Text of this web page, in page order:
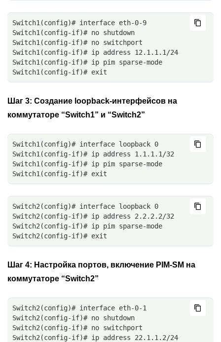
Switch1(config)# interface eth-0-9
Switch1(config-if)# no shutdown
Switch1(config-if)# no switchport
Switch1(config-if)# ip address 12.1.1.1/24
Switch1(config-if)# ip pim sparse-mode
Switch1(config-if)# exit
Шаг 3: Создание loopback-интерфейсов на
коммутаторе “Switch1” и “Switch2”
Switch1(config)# interface loopback 0
Switch1(config-if)# ip address 1.1.1.1/32
Switch1(config-if)# ip pim sparse-mode
Switch1(config-if)# exit
Switch2(config)# interface loopback 0
Switch2(config-if)# ip address 2.2.2.2/32
Switch2(config-if)# ip pim sparse-mode
Switch2(config-if)# exit
Шаг 4: Настройка портов, включение PIM-SM на
коммутаторе “Switch2”
Switch2(config)# interface eth-0-1
Switch2(config-if)# no shutdown
Switch2(config-if)# no switchport
Switch2(config-if)# ip address 22.1.1.2/24